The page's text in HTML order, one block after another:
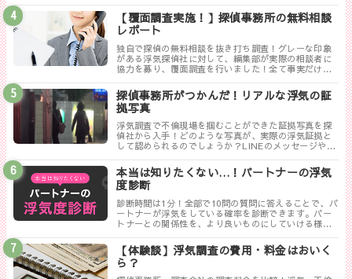
【覆面調査実施！】探偵事務所の無料相談
レポート
独自で探偵の無料相談を抜き打ち調査！グレーな印象
がある浮気探偵社に対して、編集部が実際の相談者に
協力を募り、覆面調査を行いました！全て事実だけ書
探偵事務所がつかんだ！リアルな浮気の証
拠写真
浮気調査で不倫現場を掴むことができた証拠写真を探
偵社から入手！どのような写真が、実際の浮気証拠と
して認められるのでしょうか？LINEのメッセージやり
写真について解説します。
本当は知りたくない…！パートナーの浮気
度診断
診断時間は1分！全部で10問の質問に答えることで、パ
ートナーが浮気をしている確率を診断できます。パー
トナーとの関係性を、より良いものにしていける様に
【体験談】浮気調査の費用・料金はおいく
ら？